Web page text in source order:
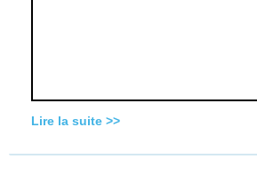
Lire la suite >>